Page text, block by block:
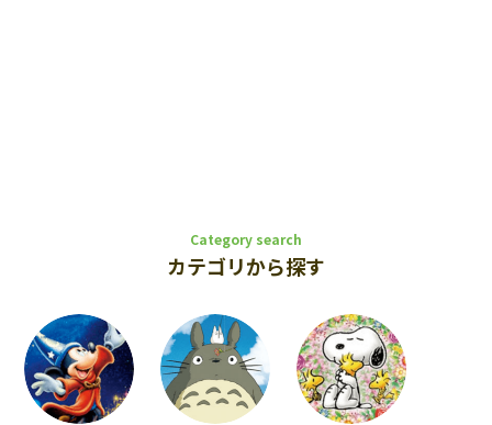
Category search
カテゴリから探す